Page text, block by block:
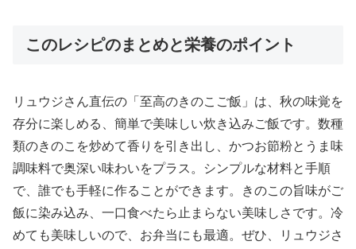
このレシピのまとめと栄養のポイント
リュウジさん直伝の「至高のきのこご飯」は、秋の味覚を
存分に楽しめる、簡単で美味しい炊き込みご飯です。数種
類のきのこを炒めて香りを引き出し、かつお節粉とうま味
調味料で奥深い味わいをプラス。シンプルな材料と手順
で、誰でも手軽に作ることができます。きのこの旨味がご
飯に染み込み、一口食べたら止まらない美味しさです。冷
めても美味しいので、お弁当にも最適。ぜひ、リュウジさ